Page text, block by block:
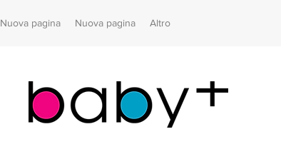
Nuova pagina Nuova pagina Altro